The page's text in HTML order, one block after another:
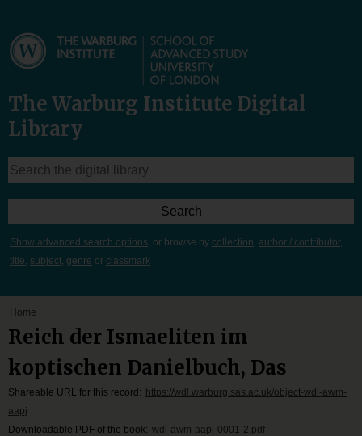
The Warburg Institute Digital
Library
Show advanced search options, or browse by collection, author / contributor,
title, subject, genre or classmark
Home
Reich der Ismaeliten im
koptischen Danielbuch, Das
Shareable URL for this record:
https://wdl.warburg.sas.ac.uk/object-wdl-awm-
aapj
Downloadable PDF of the book: wdl-awm-aapj-0001-2.pdf